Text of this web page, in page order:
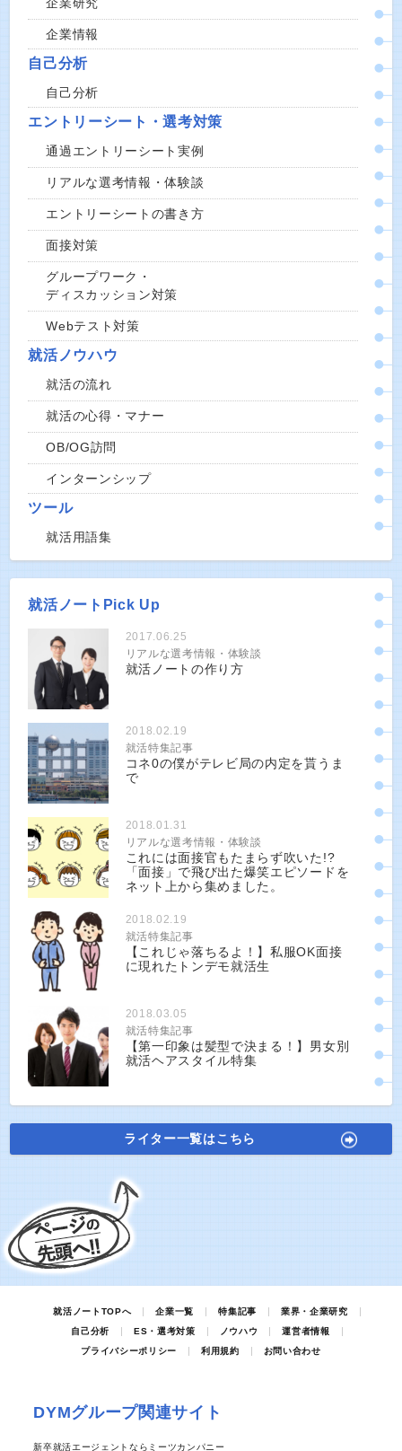
企業研究
企業情報
自己分析
自己分析
エントリーシート・選考対策
通過エントリーシート実例
リアルな選考情報・体験談
エントリーシートの書き方
面接対策
グループワーク・
ディスカッション対策
Webテスト対策
就活ノウハウ
就活の流れ
就活の心得・マナー
OB/OG訪問
インターンシップ
ツール
就活用語集
就活ノートPick Up
2017.06.25
リアルな選考情報・体験談
就活ノートの作り方
2018.02.19
就活特集記事
コネ0の僕がテレビ局の内定を貰うま
で
2018.01.31
リアルな選考情報・体験談
これには面接官もたまらず吹いた!?
「面接」で飛び出た爆笑エピソードを
ネット上から集めました。
2018.02.19
就活特集記事
【これじゃ落ちるよ！】私服OK面接
に現れたトンデモ就活生
2018.03.05
就活特集記事
【第一印象は髪型で決まる！】男女別
就活ヘアスタイル特集
ライター一覧はこちら
就活ノートTOPへ 企業一覧 特集記事
業界・企業研究
自己分析
ES・選考対策 ノウハウ
運営者情報
プライバシーポリシー
利用規約 お問い合わせ
DYMグループ関連サイト
新卒就活エージェントならミーツカンパニー